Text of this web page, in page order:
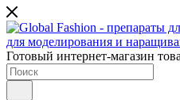
Готовый интернет-магазин